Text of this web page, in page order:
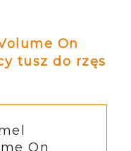
On
tusz do rzęs
On